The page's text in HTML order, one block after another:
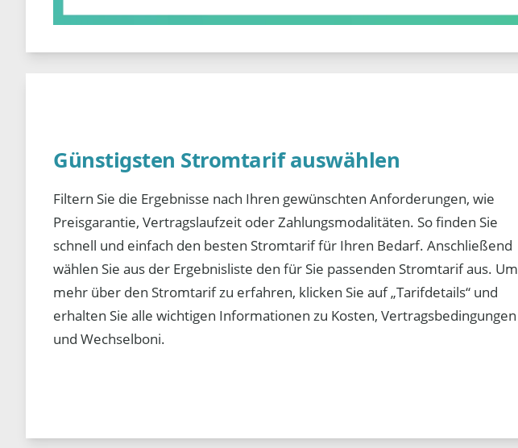
Günstigsten Stromtarif auswählen
Filtern Sie die Ergebnisse nach Ihren gewünschten Anforderungen, wie
Preisgarantie, Vertragslaufzeit oder Zahlungsmodalitäten. So finden Sie
schnell und einfach den besten Stromtarif für Ihren Bedarf. Anschließend
wählen Sie aus der Ergebnisliste den für Sie passenden Stromtarif aus. Um
mehr über den Stromtarif zu erfahren, klicken Sie auf „Tarifdetails“ und
erhalten Sie alle wichtigen Informationen zu Kosten, Vertragsbedingungen
und Wechselboni.